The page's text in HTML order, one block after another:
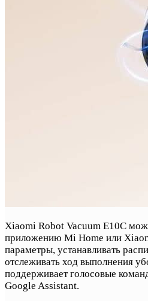
Xiaomi Robot Vacuum E10C
приложению Mi Home или
параметры, устанавливать
отслеживать ход выполнения
поддерживает голосовые
Google Assistant.